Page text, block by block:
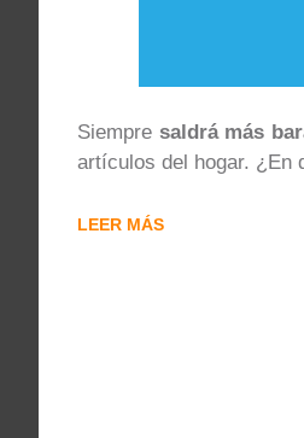
Siempre saldrá más
artículos del hogar. ¿En
LEER MÁS